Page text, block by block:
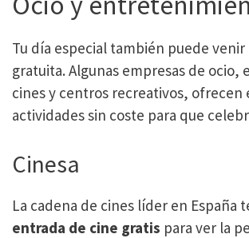
Tu día especial también puede
gratuita. Algunas empresas de ocio,
cines y centros recreativos, ofrecen
actividades sin coste para que
Cinesa
La cadena de cines líder en España
entrada de cine gratis para ver la